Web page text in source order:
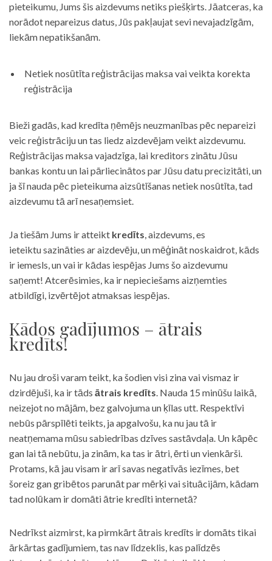
pieteikumu, Jums šis aizdevums netiks piešķirts. Jāatceras, ka
norādot nepareizus datus, Jūs pakļaujat sevi nevajadzīgām,
liekām nepatikšanām.
Netiek nosūtīta reģistrācijas maksa vai veikta korekta
reģistrācija
Bieži gadās, kad kredīta ņēmējs neuzmanības pēc nepareizi
veic reģistrāciju un tas liedz aizdevējam veikt aizdevumu.
Reģistrācijas maksa vajadzīga, lai kreditors zinātu Jūsu
bankas kontu un lai pārliecinātos par Jūsu datu precizitāti, un
ja šī nauda pēc pieteikuma aizsūtīšanas netiek nosūtīta, tad
aizdevumu tā arī nesaņemsiet.
Ja tiešām Jums ir atteikt kredīts, aizdevums, es
ieteiktu sazināties ar aizdevēju, un mēģināt noskaidrot, kāds
ir iemesls, un vai ir kādas iespējas Jums šo aizdevumu
saņemt! Atcerēsimies, ka ir nepieciešams aizņemties
atbildīgi, izvērtējot atmaksas iespējas.
Kādos gadījumos – ātrais
kredīts!
Nu jau droši varam teikt, ka šodien visi zina vai vismaz ir
dzirdējuši, ka ir tāds ātrais kredīts. Nauda 15 minūšu laikā,
neizejot no mājām, bez galvojuma un ķīlas utt. Respektīvi
nebūs pārspīlēti teikts, ja apgalvošu, ka nu jau tā ir
neatņemama mūsu sabiedrības dzīves sastāvdaļa. Un kāpēc
gan lai tā nebūtu, ja zinām, ka tas ir ātri, ērti un vienkārši.
Protams, kā jau visam ir arī savas negatīvās iezīmes, bet
šoreiz gan gribētos parunāt par mērķi vai situācijām, kādam
tad nolūkam ir domāti ātrie kredīti internetā?
Nedrīkst aizmirst, ka pirmkārt ātrais kredīts ir domāts tikai
ārkārtas gadījumiem, tas nav līdzeklis, kas palīdzēs